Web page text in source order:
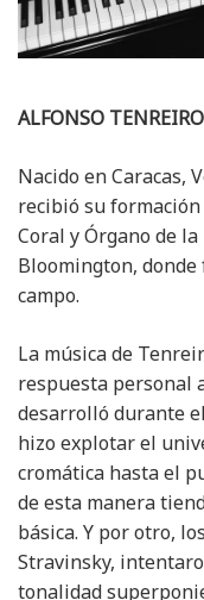
ALFONSO
Nacido en Caracas,
recibió su
Coral y Órgano de
Bloomington,
campo.
La música de
respuesta personal
desarrolló durante
hizo explotar el
cromática hasta el
de esta manera
básica. Y por otro,
Stravinsky,
tonalidad